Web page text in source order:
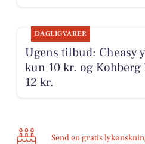
DAGLIGVARER
Ugens tilbud: Cheasy
kun 10 kr. og
12 kr.
Send en gratis